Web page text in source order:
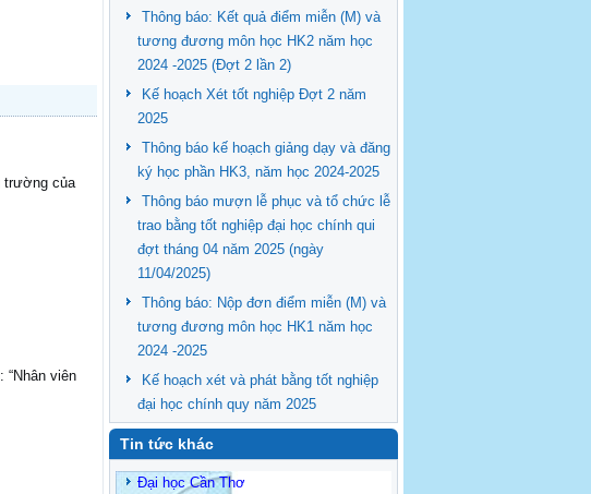
trường của
“Nhân viên
Thông báo: Kết quả điểm miễn (M) và
tương đương môn học HK2 năm học
2024 -2025 (Đợt 2 lần 2)
Kế hoạch Xét tốt nghiệp Đợt 2 năm
2025
Thông báo kế hoạch giảng dạy và đăng
ký học phần HK3, năm học 2024-2025
Thông báo mượn lễ phục và tổ chức lễ
trao bằng tốt nghiệp đại học chính qui
đợt tháng 04 năm 2025 (ngày
11/04/2025)
Thông báo: Nộp đơn điểm miễn (M) và
tương đương môn học HK1 năm học
2024 -2025
Kế hoạch xét và phát bằng tốt nghiệp
đại học chính quy năm 2025
Tin tức khác
Đại học Cần Thơ